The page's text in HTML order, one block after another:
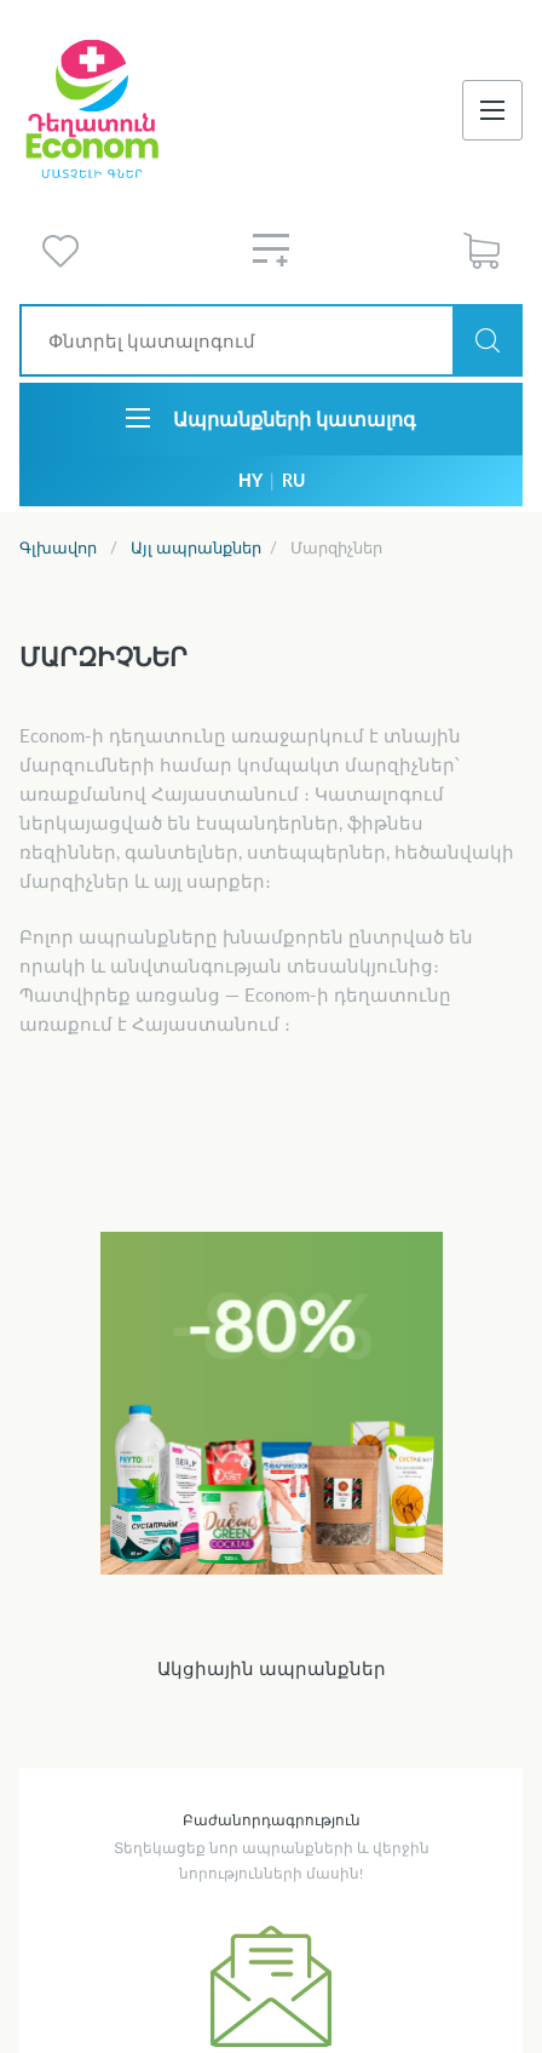
Ապրանքների կատալոգ
HY | RU
Գլխավոր Այլ ապրանքներ Մարզիչներ
ՄԱՐԶԻՉՆԵՐ
Econom-ի դեղատունը առաջարկում է տնային
մարզումների համար կոմպակտ մարզիչներ՝
առաքմանով Հայաստանում ։ Կատալոգում
ներկայացված են էսպանդերներ, ֆիթնես
ռեզիններ, գանտելներ, ստեպպերներ, հեծանվակի
մարզիչներ և այլ սարքեր։
Բոլոր ապրանքները խնամքորեն ընտրված են
որակի և անվտանգության տեսանկյունից։
Պատվիրեք առցանց — Econom-ի դեղատունը
առաքում է Հայաստանում ։
Ակցիային ապրանքներ
Բաժանորդագրություն
Տեղեկացեք նոր ապրանքների և վերջին
նորությունների մասին!